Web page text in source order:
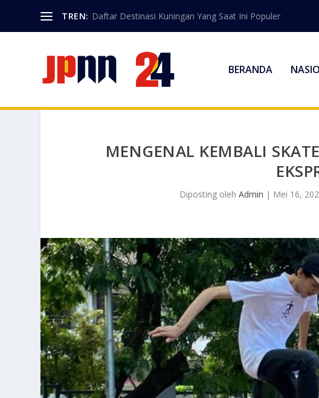
TREN: Daftar Destinasi Kuningan Yang Saat Ini Populer
BERANDA
MENGENAL KEMBALI
Diposting oleh Admin | Mei 16,